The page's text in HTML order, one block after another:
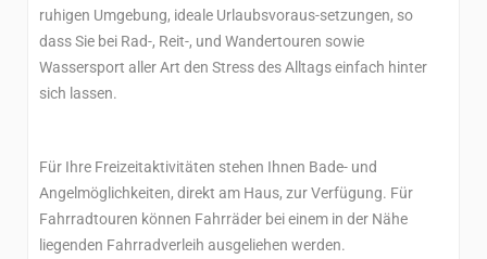
ruhigen Umgebung, ideale Urlaubsvoraus-setzungen, so
dass Sie bei Rad-, Reit-, und Wandertouren sowie
Wassersport aller Art den Stress des Alltags einfach hinter
sich lassen.
Für Ihre Freizeitaktivitäten stehen Ihnen Bade- und
Angelmöglichkeiten, direkt am Haus, zur Verfügung. Für
Fahrradtouren können Fahrräder bei einem in der Nähe
liegenden Fahrradverleih ausgeliehen werden.